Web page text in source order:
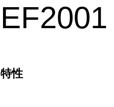
EF2001
特性